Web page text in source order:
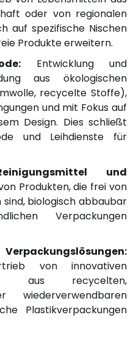
oder von regionalen
auf spezifische Nischen
Produkte erweitern.
Entwicklung und
aus ökologischen
recycelte Stoffe),
und mit Fokus auf
Design. Dies schließt
und Leihdienste für
und
Produkten, die frei von
biologisch abbaubar
Verpackungen
von innovativen
aus recycelten,
wiederverwendbaren
Plastikverpackungen